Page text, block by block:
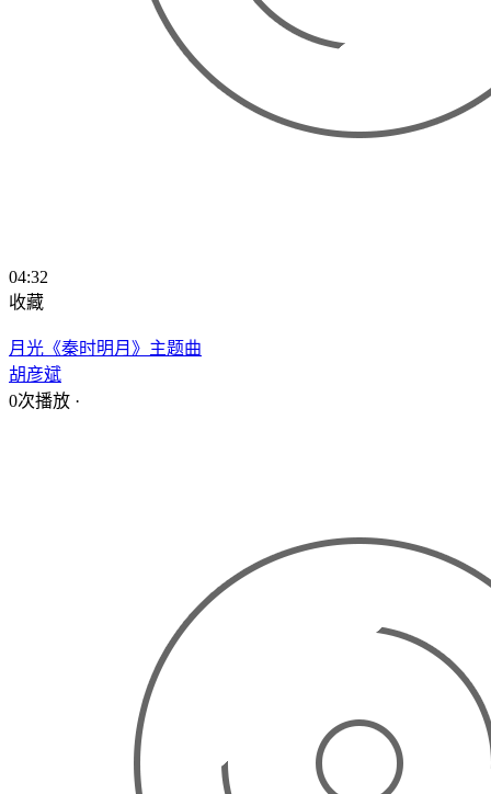
04:32
收藏
月光《秦时明月》主题曲
胡彦斌
0次播放 ·